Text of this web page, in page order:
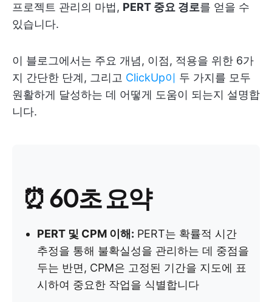
프로젝트 관리의 마법, PERT 중요 경로를 얻을 수
있습니다.
이 블로그에서는 주요 개념, 이점, 적용을 위한 6가
지 간단한 단계, 그리고 ClickUp이 두 가지를 모두
원활하게 달성하는 데 어떻게 도움이 되는지 설명합
니다.
⏰60초 요약
PERT 및 CPM 이해: PERT는 확률적 시간
추정을 통해 불확실성을 관리하는 데 중점을
두는 반면, CPM은 고정된 기간을 지도에 표
시하여 중요한 작업을 식별합니다